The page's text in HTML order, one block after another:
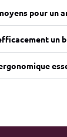
pour un
un